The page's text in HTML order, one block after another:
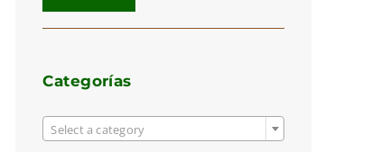
price
price
Categorías
Select a category